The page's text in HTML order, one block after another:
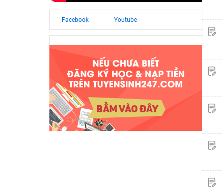
Facebook Youtube